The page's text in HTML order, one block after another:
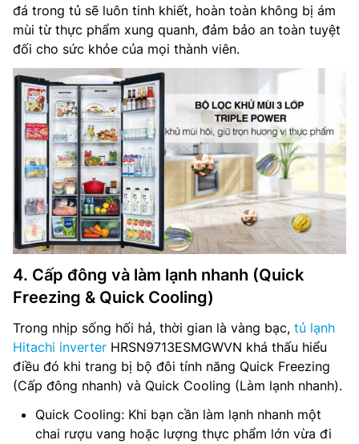
đá trong tủ sẽ luôn tinh khiết, hoàn toàn không bị ám
mùi từ thực phẩm xung quanh, đảm bảo an toàn tuyệt
đối cho sức khỏe của mọi thành viên.
4. Cấp đông và làm lạnh nhanh (Quick
Freezing & Quick Cooling)
Trong nhịp sống hối hả, thời gian là vàng bạc, tủ lạnh
Hitachi inverter HRSN9713ESMGWVN khá thấu hiểu
điều đó khi trang bị bộ đôi tính năng Quick Freezing
(Cấp đông nhanh) và Quick Cooling (Làm lạnh nhanh).
Quick Cooling: Khi bạn cần làm lạnh nhanh một
chai rượu vang hoặc lượng thực phẩm lớn vừa đi